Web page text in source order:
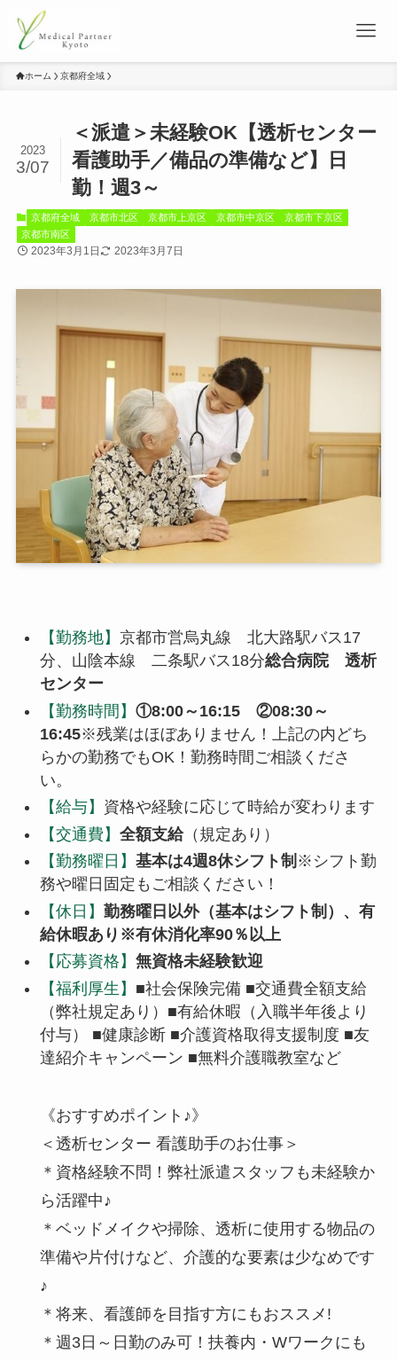
ホーム 京都府全域
＜派遣＞未経験OK【透析センター
看護助手／備品の準備など】日
勤！週3～
2023
3/07
京都府全域 京都市北区 京都市上京区 京都市中京区
京都市下京区
京都市南区
2023年3月1日 2023年3月7日
【勤務地】 京都市営烏丸線 北大路駅バス17
分、山陰本線 二条駅バス18分総合病院 透析
センター
【勤務時間】 ①8:00～16:15 ②08:30～
16:45※残業はほぼありません！上記の内どち
らかの勤務でもOK！勤務時間ご相談くださ
い。
【給与】 資格や経験に応じて時給が変わります
【交通費】 全額支給（規定あり）
【勤務曜日】 基本は4週8休シフト制 ※シフト勤
務や曜日固定もご相談ください！
【休日】 勤務曜日以外（基本はシフト制）、有
給休暇あり※有休消化率90％以上
【応募資格】 無資格未経験歓迎
【福利厚生】 ■社会保険完備 ■交通費全額支給
（弊社規定あり）■有給休暇（入職半年後より
付与） ■健康診断 ■介護資格取得支援制度 ■友
達紹介キャンペーン ■無料介護職教室など
《おすすめポイント♪》
＜透析センター 看護助手のお仕事＞
＊資格経験不問！弊社派遣スタッフも未経験か
ら活躍中♪
＊ベッドメイクや掃除、透析に使用する物品の
準備や片付けなど、介護的な要素は少なめです
♪
＊将来、看護師を目指す方にもおススメ!
＊週3日～日勤のみ可！扶養内・Wワークにも